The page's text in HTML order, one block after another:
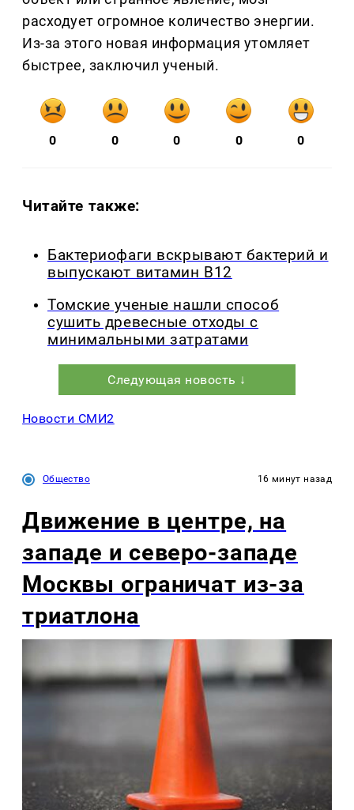
расходует огромное количество энергии.
Из-за этого новая информация утомляет
быстрее, заключил ученый.
0 0 0 0 0
Читайте также:
Бактериофаги вскрывают бактерий и
выпускают витамин B12
Томские ученые нашли способ
сушить древесные отходы с
минимальными затратами
Следующая новость ↓
Новости СМИ2
Общество 16 минут назад
Движение в центре, на
западе и северо-западе
Москвы ограничат из-за
триатлона